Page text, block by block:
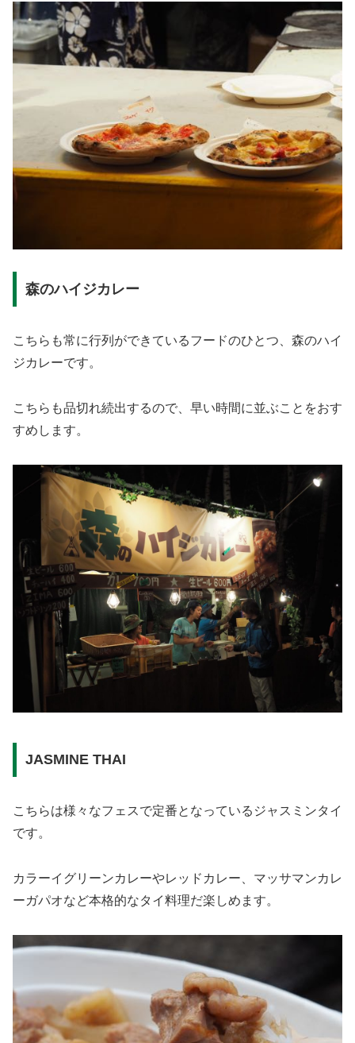
森のハイジカレー
こちらも常に行列ができているフードのひとつ、森のハイ
ジカレーです。
こちらも品切れ続出するので、早い時間に並ぶことをおす
すめします。
JASMINE THAI
こちらは様々なフェスで定番となっているジャスミンタイ
です。
カラーイグリーンカレーやレッドカレー、マッサマンカレ
ーガパオなど本格的なタイ料理だ楽しめます。